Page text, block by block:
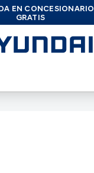
EN CONCESIONARIO
GRATIS